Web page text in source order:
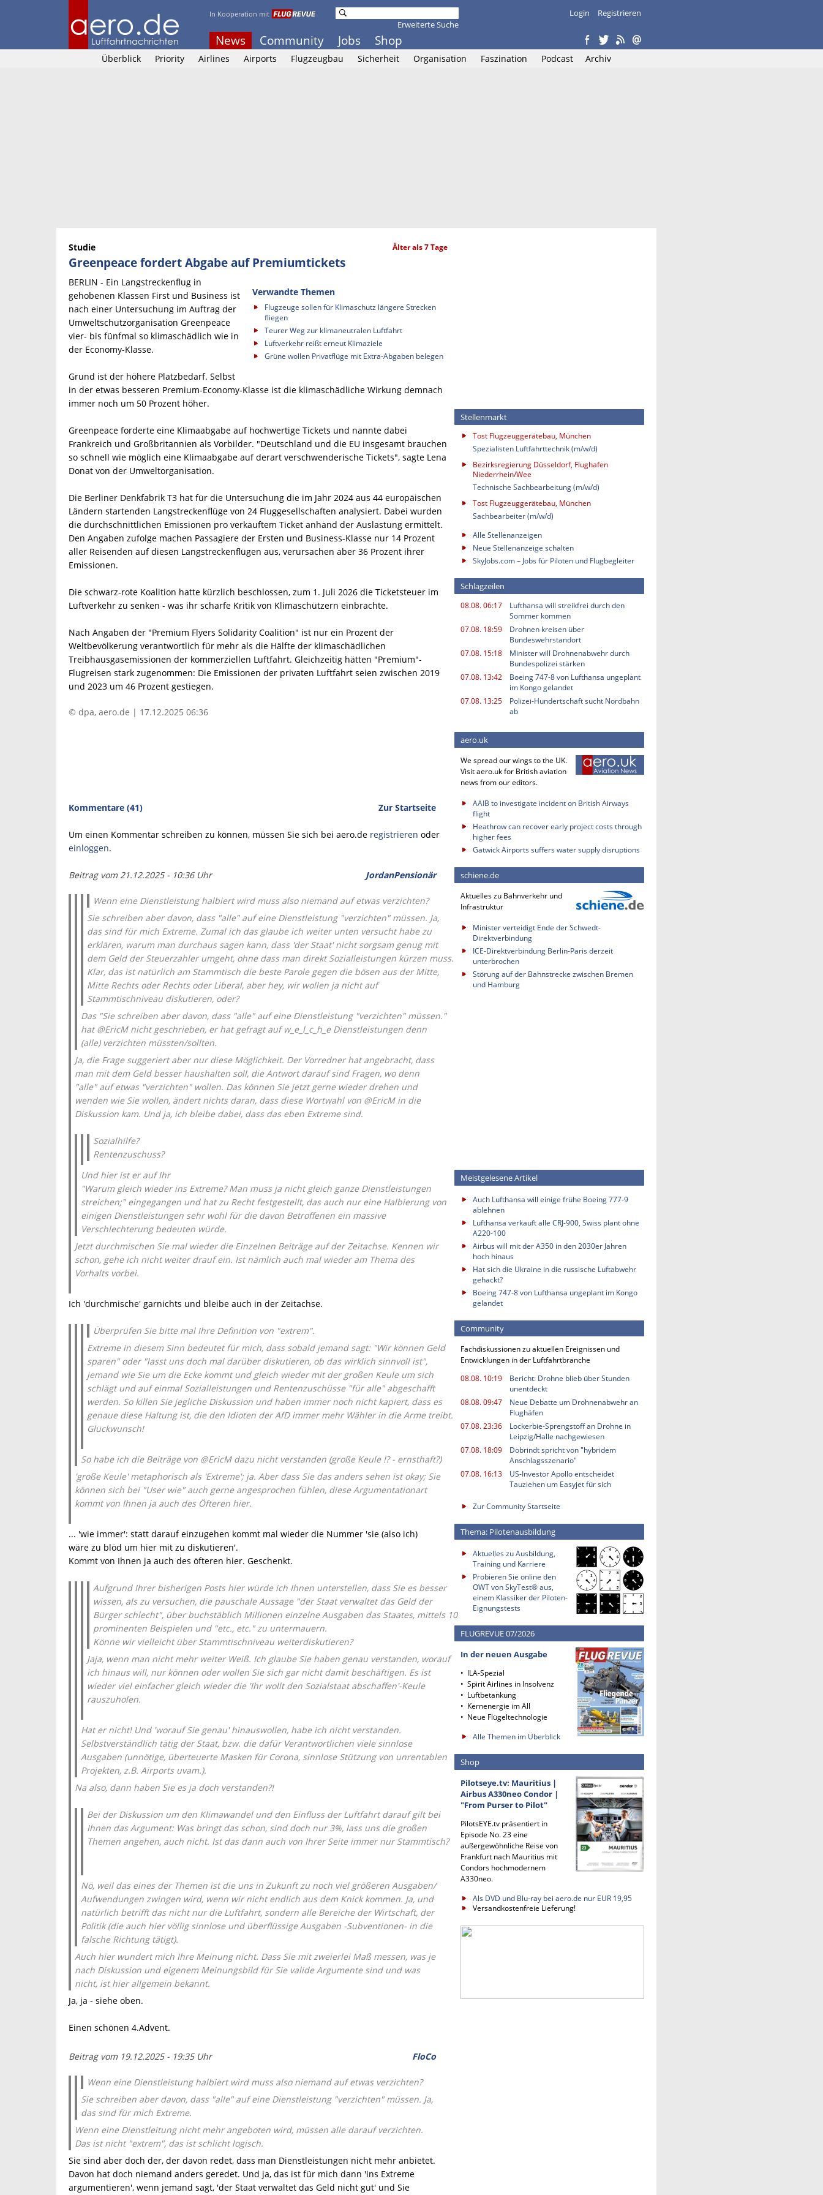
In Kooperation mit
News Community Jobs Shop
Erweiterte Suche
Login Registrieren
Überblick Priority Airlines Airports Flugzeugbau Sicherheit Organisation Faszination Podcast Archiv
Studie Älter als 7 Tage
Greenpeace fordert Abgabe auf Premiumtickets
Verwandte Themen
Flugzeuge sollen für Klimaschutz längere Strecken
fliegen
Teurer Weg zur klimaneutralen Luftfahrt
Luftverkehr reißt erneut Klimaziele
Grüne wollen Privatflüge mit Extra-Abgaben belegen
BERLIN - Ein Langstreckenflug in
gehobenen Klassen First und Business ist
nach einer Untersuchung im Auftrag der
Umweltschutzorganisation Greenpeace
vier- bis fünfmal so klimaschädlich wie in
der Economy-Klasse.
Grund ist der höhere Platzbedarf. Selbst
in der etwas besseren Premium-Economy-Klasse ist die klimaschädliche Wirkung demnach
immer noch um 50 Prozent höher.
Greenpeace forderte eine Klimaabgabe auf hochwertige Tickets und nannte dabei
Frankreich und Großbritannien als Vorbilder. "Deutschland und die EU insgesamt brauchen
so schnell wie möglich eine Klimaabgabe auf derart verschwenderische Tickets", sagte Lena
Donat von der Umweltorganisation.
Die Berliner Denkfabrik T3 hat für die Untersuchung die im Jahr 2024 aus 44 europäischen
Ländern startenden Langstreckenflüge von 24 Fluggesellschaften analysiert. Dabei wurden
die durchschnittlichen Emissionen pro verkauftem Ticket anhand der Auslastung ermittelt.
Den Angaben zufolge machen Passagiere der Ersten und Business-Klasse nur 14 Prozent
aller Reisenden auf diesen Langstreckenflügen aus, verursachen aber 36 Prozent ihrer
Emissionen.
Die schwarz-rote Koalition hatte kürzlich beschlossen, zum 1. Juli 2026 die Ticketsteuer im
Luftverkehr zu senken - was ihr scharfe Kritik von Klimaschützern einbrachte.
Nach Angaben der "Premium Flyers Solidarity Coalition" ist nur ein Prozent der
Weltbevölkerung verantwortlich für mehr als die Hälfte der klimaschädlichen
Treibhausgasemissionen der kommerziellen Luftfahrt. Gleichzeitig hätten "Premium"-
Flugreisen stark zugenommen: Die Emissionen der privaten Luftfahrt seien zwischen 2019
und 2023 um 46 Prozent gestiegen.
© dpa, aero.de | 17.12.2025 06:36
Kommentare (41) Zur Startseite
Um einen Kommentar schreiben zu können, müssen Sie sich bei aero.de registrieren oder
einloggen.
Beitrag vom 21.12.2025 - 10:36 Uhr JordanPensionär
Wenn eine Dienstleistung halbiert wird muss also niemand auf etwas verzichten?
Sie schreiben aber davon, dass "alle" auf eine Dienstleistung "verzichten" müssen. Ja,
das sind für mich Extreme. Zumal ich das glaube ich weiter unten versucht habe zu
erklären, warum man durchaus sagen kann, dass 'der Staat' nicht sorgsam genug mit
dem Geld der Steuerzahler umgeht, ohne dass man direkt Sozialleistungen kürzen muss.
Klar, das ist natürlich am Stammtisch die beste Parole gegen die bösen aus der Mitte,
Mitte Rechts oder Rechts oder Liberal, aber hey, wir wollen ja nicht auf
Stammtischniveau diskutieren, oder?
Das "Sie schreiben aber davon, dass "alle" auf eine Dienstleistung "verzichten" müssen."
hat @EricM nicht geschrieben, er hat gefragt auf w_e_l_c_h_e Dienstleistungen denn
(alle) verzichten müssten/sollten.
Ja, die Frage suggeriert aber nur diese Möglichkeit. Der Vorredner hat angebracht, dass
man mit dem Geld besser haushalten soll, die Antwort darauf sind Fragen, wo denn
"alle" auf etwas "verzichten" wollen. Das können Sie jetzt gerne wieder drehen und
wenden wie Sie wollen, ändert nichts daran, dass diese Wortwahl von @EricM in die
Diskussion kam. Und ja, ich bleibe dabei, dass das eben Extreme sind.
Sozialhilfe?
Rentenzuschuss?
Und hier ist er auf Ihr
"Warum gleich wieder ins Extreme? Man muss ja nicht gleich ganze Dienstleistungen
streichen;" eingegangen und hat zu Recht festgestellt, das auch nur eine Halbierung von
einigen Dienstleistungen sehr wohl für die davon Betroffenen ein massive
Verschlechterung bedeuten würde.
Jetzt durchmischen Sie mal wieder die Einzelnen Beiträge auf der Zeitachse. Kennen wir
schon, gehe ich nicht weiter drauf ein. Ist nämlich auch mal wieder am Thema des
Vorhalts vorbei.
Ich 'durchmische' garnichts und bleibe auch in der Zeitachse.
Überprüfen Sie bitte mal Ihre Definition von "extrem".
Extreme in diesem Sinn bedeutet für mich, dass sobald jemand sagt: "Wir können Geld
sparen" oder "lasst uns doch mal darüber diskutieren, ob das wirklich sinnvoll ist",
jemand wie Sie um die Ecke kommt und gleich wieder mit der großen Keule um sich
schlägt und auf einmal Sozialleistungen und Rentenzuschüsse "für alle" abgeschafft
werden. So killen Sie jegliche Diskussion und haben immer noch nicht kapiert, dass es
genaue diese Haltung ist, die den Idioten der AfD immer mehr Wähler in die Arme treibt.
Glückwunsch!
So habe ich die Beiträge von @EricM dazu nicht verstanden (große Keule !? - ernsthaft?)
'große Keule' metaphorisch als 'Extreme'; ja. Aber dass Sie das anders sehen ist okay; Sie
können sich bei "User wie" auch gerne angesprochen fühlen, diese Argumentationart
kommt von Ihnen ja auch des Öfteren hier.
... 'wie immer': statt darauf einzugehen kommt mal wieder die Nummer 'sie (also ich)
wäre zu blöd um hier mit zu diskutieren'.
Kommt von Ihnen ja auch des öfteren hier. Geschenkt.
Aufgrund Ihrer bisherigen Posts hier würde ich Ihnen unterstellen, dass Sie es besser
wissen, als zu versuchen, die pauschale Aussage "der Staat verwaltet das Geld der
Bürger schlecht", über buchstäblich Millionen einzelne Ausgaben das Staates, mittels 10
prominenten Beispielen und "etc., etc." zu untermauern.
Könne wir vielleicht über Stammtischniveau weiterdiskutieren?
Jaja, wenn man nicht mehr weiter Weiß. Ich glaube Sie haben genau verstanden, worauf
ich hinaus will, nur können oder wollen Sie sich gar nicht damit beschäftigen. Es ist
wieder viel einfacher gleich wieder die 'Ihr wollt den Sozialstaat abschaffen'-Keule
rauszuholen.
Hat er nicht! Und 'worauf Sie genau' hinauswollen, habe ich nicht verstanden.
Selbstverständlich tätig der Staat, bzw. die dafür Verantwortlichen viele sinnlose
Ausgaben (unnötige, überteuerte Masken für Corona, sinnlose Stützung von unrentablen
Projekten, z.B. Airports uvam.).
Na also, dann haben Sie es ja doch verstanden?!
Bei der Diskussion um den Klimawandel und den Einfluss der Luftfahrt darauf gilt bei
Ihnen das Argument: Was bringt das schon, sind doch nur 3%, lass uns die großen
Themen angehen, auch nicht. Ist das dann auch von Ihrer Seite immer nur Stammtisch?
Nö, weil das eines der Themen ist die uns in Zukunft zu noch viel größeren Ausgaben/
Aufwendungen zwingen wird, wenn wir nicht endlich aus dem Knick kommen. Ja, und
natürlich betrifft das nicht nur die Luftfahrt, sondern alle Bereiche der Wirtschaft, der
Politik (die auch hier völlig sinnlose und überflüssige Ausgaben -Subventionen- in die
falsche Richtung tätigt).
Auch hier wundert mich Ihre Meinung nicht. Dass Sie mit zweierlei Maß messen, was je
nach Diskussion und eigenem Meinungsbild für Sie valide Argumente sind und was
nicht, ist hier allgemein bekannt.
Ja, ja - siehe oben.
Einen schönen 4.Advent.
Beitrag vom 19.12.2025 - 19:35 Uhr FloCo
Wenn eine Dienstleistung halbiert wird muss also niemand auf etwas verzichten?
Sie schreiben aber davon, dass "alle" auf eine Dienstleistung "verzichten" müssen. Ja,
das sind für mich Extreme.
Wenn eine Dienstleitung nicht mehr angeboten wird, müssen alle darauf verzichten.
Das ist nicht "extrem", das ist schlicht logisch.
Sie sind aber doch der, der davon redet, dass man Dienstleistungen nicht mehr anbietet.
Davon hat doch niemand anders geredet. Und ja, das ist für mich dann 'ins Extreme
argumentieren', wenn jemand sagt, 'der Staat verwaltet das Geld nicht gut' und Sie
Stellenmarkt
Tost Flugzeuggerätebau, München
Spezialisten Luftfahrttechnik (m/w/d)
Bezirksregierung Düsseldorf, Flughafen
Niederrhein/Wee
Technische Sachbearbeitung (m/w/d)
Tost Flugzeuggerätebau, München
Sachbearbeiter (m/w/d)
Alle Stellenanzeigen
Neue Stellenanzeige schalten
SkyJobs.com – Jobs für Piloten und Flugbegleiter
Schlagzeilen
08.08. 06:17
Lufthansa will streikfrei durch den
Sommer kommen
07.08. 18:59
Drohnen kreisen über
Bundeswehrstandort
07.08. 15:18
Minister will Drohnenabwehr durch
Bundespolizei stärken
07.08. 13:42
Boeing 747-8 von Lufthansa ungeplant
im Kongo gelandet
07.08. 13:25
Polizei-Hundertschaft sucht Nordbahn
ab
aero.uk
We spread our wings to the UK.
Visit aero.uk for British aviation
news from our editors.
AAIB to investigate incident on British Airways
flight
Heathrow can recover early project costs through
higher fees
Gatwick Airports suffers water supply disruptions
schiene.de
Aktuelles zu Bahnverkehr und
Infrastruktur
Minister verteidigt Ende der Schwedt-
Direktverbindung
ICE-Direktverbindung Berlin-Paris derzeit
unterbrochen
Störung auf der Bahnstrecke zwischen Bremen
und Hamburg
Meistgelesene Artikel
Auch Lufthansa will einige frühe Boeing 777-9
ablehnen
Lufthansa verkauft alle CRJ-900, Swiss plant ohne
A220-100
Airbus will mit der A350 in den 2030er Jahren
hoch hinaus
Hat sich die Ukraine in die russische Luftabwehr
gehackt?
Boeing 747-8 von Lufthansa ungeplant im Kongo
gelandet
Community
Fachdiskussionen zu aktuellen Ereignissen und
Entwicklungen in der Luftfahrtbranche
08.08. 10:19
Bericht: Drohne blieb über Stunden
unentdeckt
08.08. 09:47
Neue Debatte um Drohnenabwehr an
Flughäfen
07.08. 23:36
Lockerbie-Sprengstoff an Drohne in
Leipzig/Halle nachgewiesen
07.08. 18:09
Dobrindt spricht von "hybridem
Anschlagsszenario"
07.08. 16:13
US-Investor Apollo entscheidet
Tauziehen um Easyjet für sich
Zur Community Startseite
Thema: Pilotenausbildung
Aktuelles zu Ausbildung,
Training und Karriere
Probieren Sie online den
OWT von SkyTest® aus,
einem Klassiker der Piloten-
Eignungstests
FLUGREVUE 07/2026
In der neuen Ausgabe
• ILA-Spezial
• Spirit Airlines in Insolvenz
• Luftbetankung
• Kernenergie im All
• Neue Flügeltechnologie
Alle Themen im Überblick
Shop
Pilotseye.tv: Mauritius |
Airbus A330neo Condor |
"From Purser to Pilot"
PilotsEYE.tv präsentiert in
Episode No. 23 eine
außergewöhnliche Reise von
Frankfurt nach Mauritius mit
Condors hochmodernem
A330neo.
Als DVD und Blu-ray bei aero.de nur EUR 19,95
Versandkostenfreie Lieferung!